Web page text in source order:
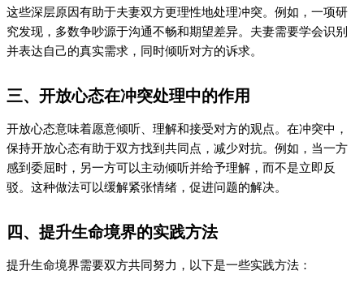
这些深层原因有助于夫妻双方更理性地处理冲突。例如，一项研
究发现，多数争吵源于沟通不畅和期望差异。夫妻需要学会识别
并表达自己的真实需求，同时倾听对方的诉求。
三、开放心态在冲突处理中的作用
开放心态意味着愿意倾听、理解和接受对方的观点。在冲突中，
保持开放心态有助于双方找到共同点，减少对抗。例如，当一方
感到委屈时，另一方可以主动倾听并给予理解，而不是立即反
驳。这种做法可以缓解紧张情绪，促进问题的解决。
四、提升生命境界的实践方法
提升生命境界需要双方共同努力，以下是一些实践方法：